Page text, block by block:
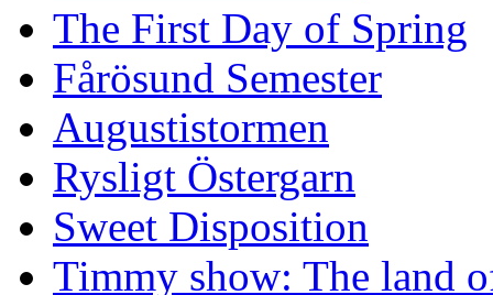
The First Day of Spring
Fårösund Semester
Augustistormen
Rysligt Östergarn
Sweet Disposition
Timmy show: The land